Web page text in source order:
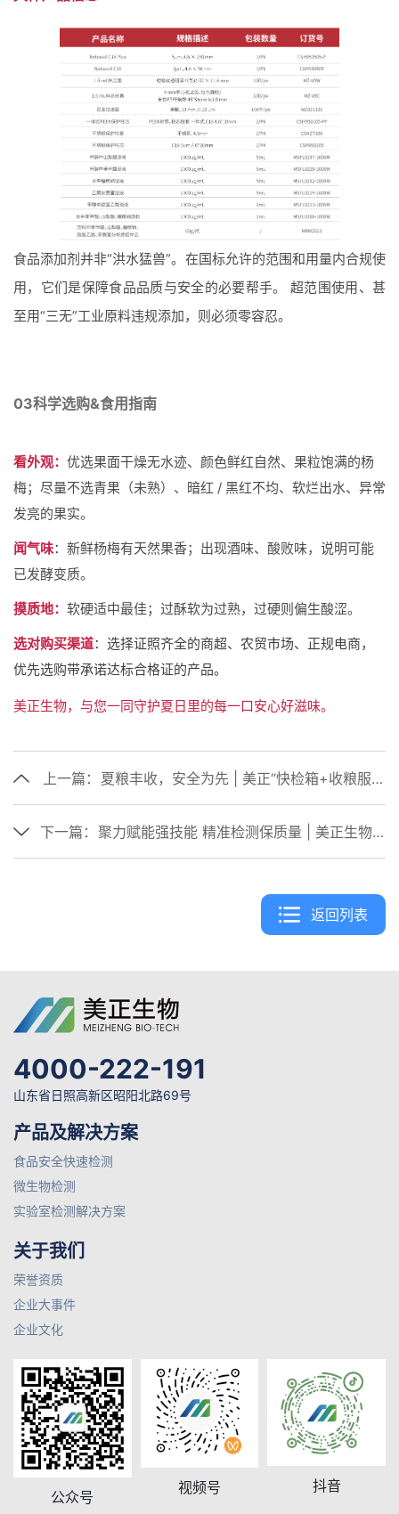
食品添加剂并非“洪水猛兽”。在国标允许的范围和用量内合规使
用，它们是保障食品品质与安全的必要帮手。 超范围使用、甚
至用“三无”工业原料违规添加，则必须零容忍。
03科学选购&食用指南
看外观： 优选果面干燥无水迹、颜色鲜红自然、果粒饱满的杨
梅；尽量不选青果（未熟）、暗红 / 黑红不均、软烂出水、异常
发亮的果实。
闻气味： 新鲜杨梅有天然果香；出现酒味、酸败味，说明可能
已发酵变质。
摸质地： 软硬适中最佳；过酥软为过熟，过硬则偏生酸涩。
选对购买渠道：选择证照齐全的商超、农贸市场、正规电商，
优先选购带承诺达标合格证的产品。
美正生物，与您一同守护夏日里的每一口安心好滋味。
上一篇： 夏粮丰收，安全为先 | 美正“快检箱+收粮服务”一站式搞定！
下一篇： 聚力赋能强技能 精准检测保质量 | 美正生物 × 立华专项技术培训圆满落幕
返回列表
4000-222-191
山东省日照高新区昭阳北路69号
产品及解决方案
食品安全快速检测
微生物检测
实验室检测解决方案
关于我们
荣誉资质
企业大事件
企业文化
公众号
视频号 抖音